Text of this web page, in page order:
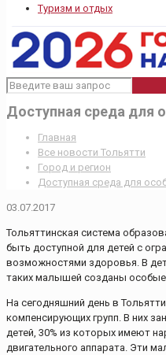
Туризм и отдых
Доступная среда для
Главная
Все новости Тольятти
Город и регион
Доступная среда для
03.07.2017
Тольяттинская система
быть доступной для детей с
возможностями здоровья. В
таких малышей созданы
На сегодняшний день в
компенсирующих групп. В них
детей, 30% из которых имеют
двигательного аппарата. Эти